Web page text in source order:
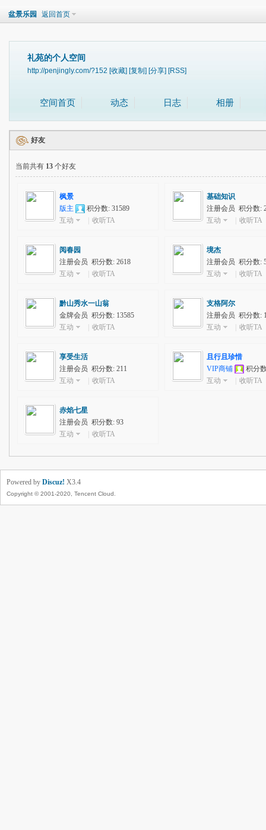
盆景乐园 返回首页
礼苑的个人空间
http://penjingly.com/?152 [收藏] [复制] [分享] [RSS]
空间首页 动态 日志 相册
好友
当前共有 13 个好友
枫景
版主
积分数: 31589
互动
收听TA
基础知识
注册会员 积分数:
互动
收听TA
阅春园
注册会员 积分数: 2618
互动
收听TA
境杰
注册会员 积分数:
互动
收听TA
黔山秀水一山翁
金牌会员 积分数: 13585
互动
收听TA
支格阿尔
注册会员 积分数:
互动
收听TA
享受生活
注册会员 积分数: 211
互动
收听TA
且行且珍惜
VIP商铺
积分
互动
收听TA
赤焰七星
注册会员 积分数: 93
互动
收听TA
Powered by Discuz! X3.4
Copyright © 2001-2020, Tencent Cloud.